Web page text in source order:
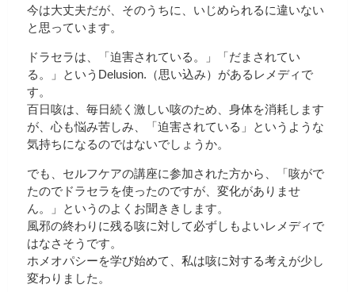
今は大丈夫だが、そのうちに、いじめられるに違いない
と思っています。
ドラセラは、「迫害されている。」「だまされてい
る。」というDelusion.（思い込み）があるレメディで
す。
百日咳は、毎日続く激しい咳のため、身体を消耗します
が、心も悩み苦しみ、「迫害されている」というような
気持ちになるのではないでしょうか。
でも、セルフケアの講座に参加された方から、「咳がで
たのでドラセラを使ったのですが、変化がありませ
ん。」というのよくお聞ききします。
風邪の終わりに残る咳に対して必ずしもよいレメディで
はなさそうです。
ホメオパシーを学び始めて、私は咳に対する考えが少し
変わりました。